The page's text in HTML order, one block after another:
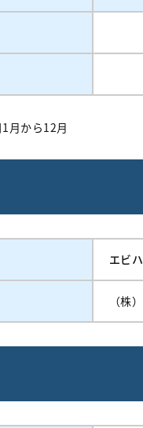
月から12月
エビ
（株